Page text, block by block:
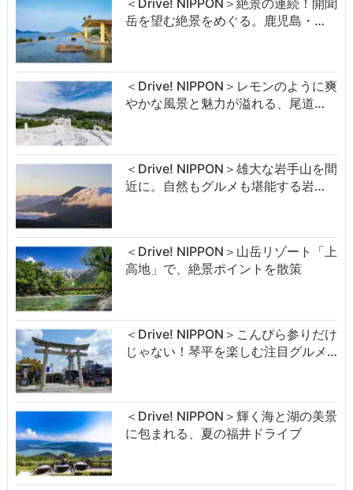
＜Drive! NIPPON＞絶景の連続！開聞
岳を望む絶景をめぐる。鹿児島・…
＜Drive! NIPPON＞レモンのように爽
やかな風景と魅力が溢れる、尾道…
＜Drive! NIPPON＞雄大な岩手山を間
近に。自然もグルメも堪能する岩…
＜Drive! NIPPON＞山岳リゾート「上
高地」で、絶景ポイントを散策
＜Drive! NIPPON＞こんぴら参りだけ
じゃない！琴平を楽しむ注目グルメ…
＜Drive! NIPPON＞輝く海と湖の美景
に包まれる、夏の福井ドライブ